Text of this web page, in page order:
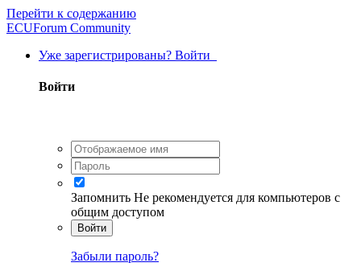
Перейти к содержанию
ECUForum Community
Уже зарегистрированы? Войти
Войти
Запомнить Не рекомендуется для компьютеров с
общим доступом
Войти
Забыли пароль?